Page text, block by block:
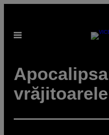
content
Open